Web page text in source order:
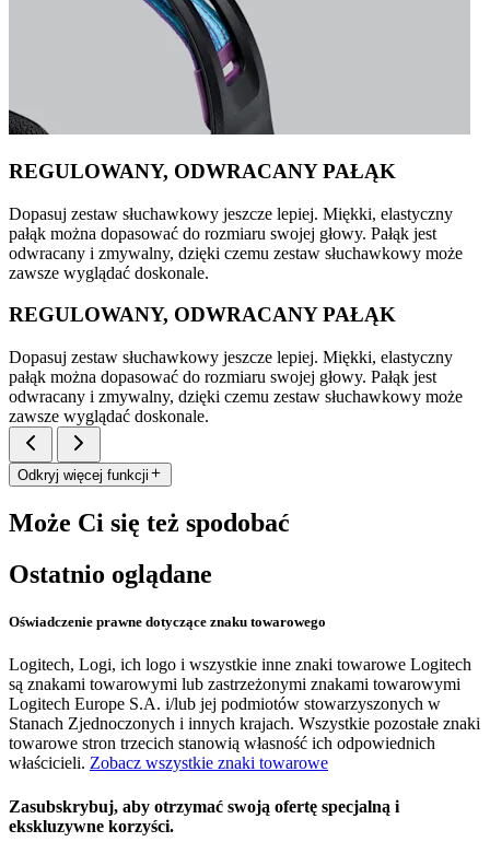
REGULOWANY, ODWRACANY PAŁĄK
Dopasuj zestaw słuchawkowy jeszcze lepiej. Miękki, elastyczny
pałąk można dopasować do rozmiaru swojej głowy. Pałąk jest
odwracany i zmywalny, dzięki czemu zestaw słuchawkowy może
zawsze wyglądać doskonale.
REGULOWANY, ODWRACANY PAŁĄK
Dopasuj zestaw słuchawkowy jeszcze lepiej. Miękki, elastyczny
pałąk można dopasować do rozmiaru swojej głowy. Pałąk jest
odwracany i zmywalny, dzięki czemu zestaw słuchawkowy może
zawsze wyglądać doskonale.
Odkryj więcej funkcji
Może Ci się też spodobać
Ostatnio oglądane
Oświadczenie prawne dotyczące znaku towarowego
Logitech, Logi, ich logo i wszystkie inne znaki towarowe Logitech
są znakami towarowymi lub zastrzeżonymi znakami towarowymi
Logitech Europe S.A. i/lub jej podmiotów stowarzyszonych w
Stanach Zjednoczonych i innych krajach. Wszystkie pozostałe znaki
towarowe stron trzecich stanowią własność ich odpowiednich
właścicieli. Zobacz wszystkie znaki towarowe
Zasubskrybuj, aby otrzymać swoją ofertę specjalną i
ekskluzywne korzyści.